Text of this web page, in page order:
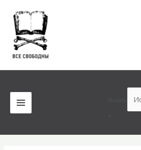
содержимому
MAIN
MENU